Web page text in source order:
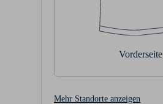
Vorderseite
Mehr Standorte anzeigen